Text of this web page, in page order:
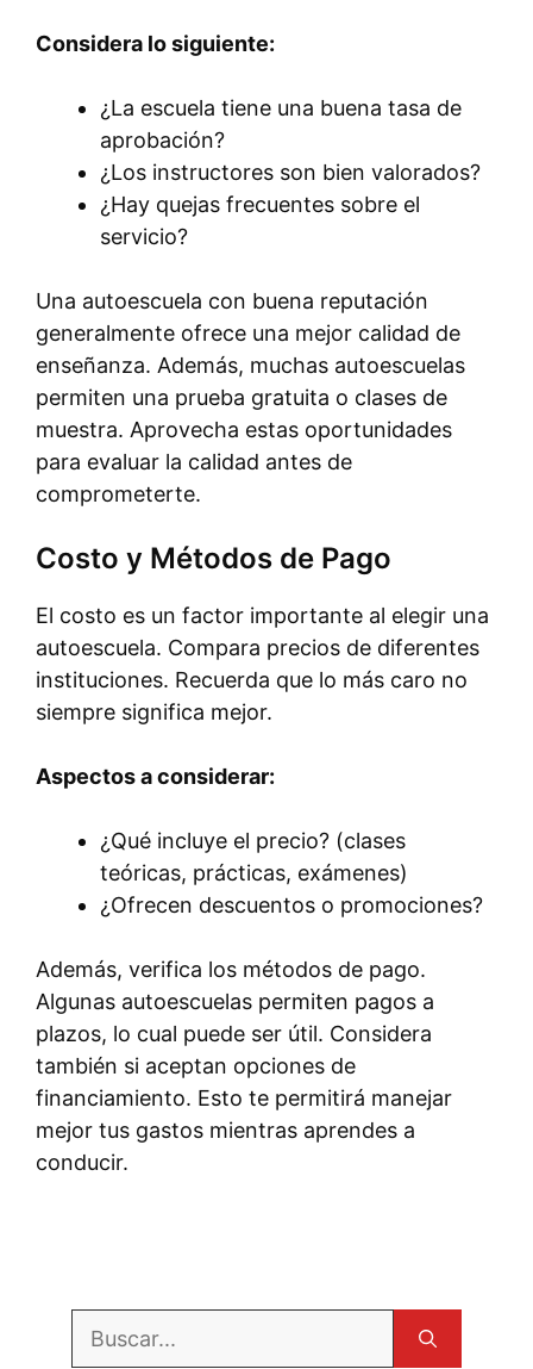
Considera lo siguiente:
¿La escuela tiene una buena tasa de
aprobación?
¿Los instructores son bien valorados?
¿Hay quejas frecuentes sobre el
servicio?
Una autoescuela con buena reputación
generalmente ofrece una mejor calidad de
enseñanza. Además, muchas autoescuelas
permiten una prueba gratuita o clases de
muestra. Aprovecha estas oportunidades
para evaluar la calidad antes de
comprometerte.
Costo y Métodos de Pago
El costo es un factor importante al elegir una
autoescuela. Compara precios de diferentes
instituciones. Recuerda que lo más caro no
siempre significa mejor.
Aspectos a considerar:
¿Qué incluye el precio? (clases
teóricas, prácticas, exámenes)
¿Ofrecen descuentos o promociones?
Además, verifica los métodos de pago.
Algunas autoescuelas permiten pagos a
plazos, lo cual puede ser útil. Considera
también si aceptan opciones de
financiamiento. Esto te permitirá manejar
mejor tus gastos mientras aprendes a
conducir.
Buscar: